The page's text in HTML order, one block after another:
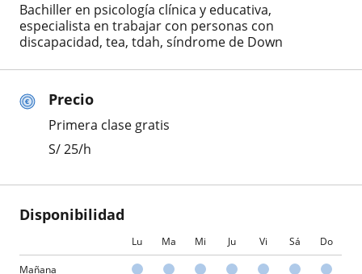
Precio
Primera clase gratis
S/25/h
Disponibilidad
Lu Ma Mi Ju Vi Sá Do
Mañana
Bachiller en psicología clínica y educativa,
especialista en trabajar con personas con
discapacidad, tea, tdah, síndrome de Down